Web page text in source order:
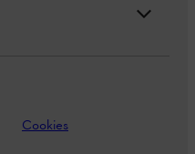
Cookies